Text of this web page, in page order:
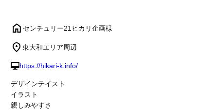
センチュリー21ヒカリ企画様
東大和エリア周辺
https://hikari-k.info/
デザインテイスト
イラスト
親しみやすさ